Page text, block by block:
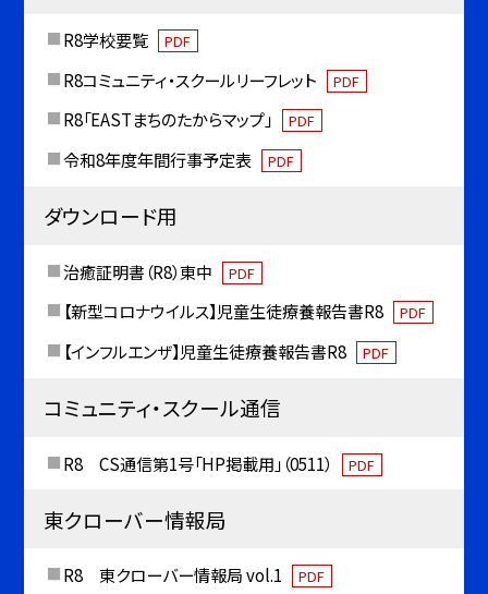
R8学校要覧 PDF
R8コミュニティ・スクールリーフレット PDF
R8「EASTまちのたからマップ」 PDF
令和8年度年間行事予定表 PDF
ダウンロード用
治癒証明書（R8）東中 PDF
【新型コロナウイルス】児童生徒療養報告書R8 PDF
【インフルエンザ】児童生徒療養報告書R8 PDF
コミュニティ・スクール通信
R8 CS通信第1号「HP掲載用」（0511） PDF
東クローバー情報局
R8 東クローバー情報局 vol.1 PDF